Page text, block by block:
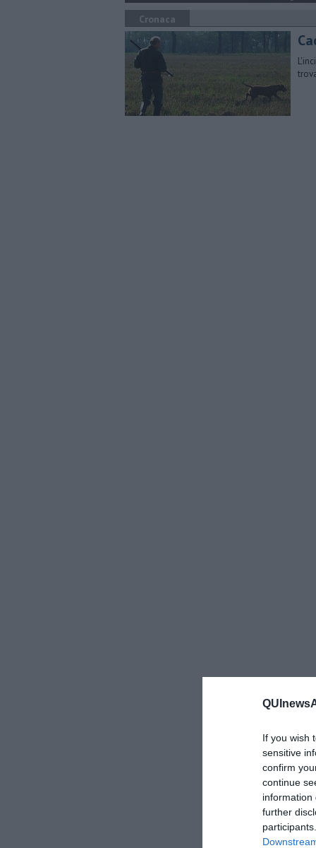
If you wish
sensitive
confirm
continue
information
further
Cronaca